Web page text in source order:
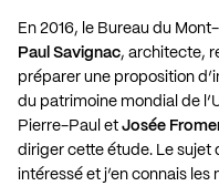
En 2016, le Bureau du
Paul Savignac, architecte,
préparer une proposition
du patrimoine mondial de
Pierre-Paul et Josée
diriger cette étude. Le sujet
intéressé et j’en connais